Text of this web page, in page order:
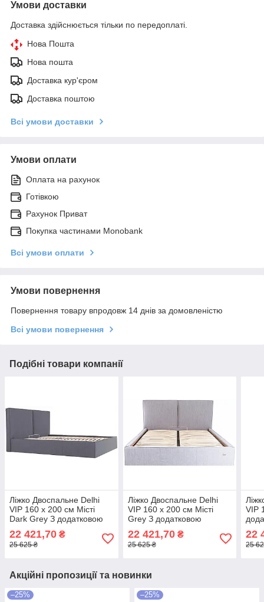
Умови доставки
Доставка здійснюється тільки по передоплаті.
Нова Пошта
Нова пошта
Доставка кур'єром
Доставка поштою
Всі умови доставки
Умови оплати
Оплата на рахунок
Готівкою
Рахунок Приват
Покупка частинами Monobank
Всі умови оплати
Умови повернення
Повернення товару впродовж 14 днів за домовленістю
Всі умови повернення
Подібні товари компанії
Ліжко Двоспальне Delhi
VIP 160 х 200 см Місті
Dark Grey З додатковою
металевою цільнозварною
рамою Темно-сірий
22 421,70 ₴
25 625 ₴
Ліжко Двоспальне Delhi
VIP 160 х 200 см Місті
Grey З додатковою
металевою цільнозварною
рамою Сірий
22 421,70₴
25 625 ₴
VIP
22
25
Акційні пропозиції та новинки
–25% –25%